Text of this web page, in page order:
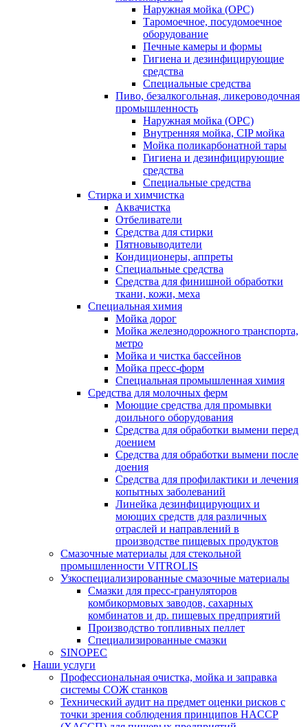
Наружная мойка (ОРС)
Таромоечное, посудомоечное
оборудование
Печные камеры и формы
Гигиена и дезинфицирующие
средства
Специальные средства
Пиво, безалкогольная, ликероводочная
промышленность
Наружная мойка (ОРС)
Внутренняя мойка, CIP мойка
Мойка поликарбонатной тары
Гигиена и дезинфицирующие
средства
Специальные средства
Стирка и химчистка
Аквачистка
Отбеливатели
Средства для стирки
Пятновыводители
Кондиционеры, аппреты
Специальные средства
Средства для финишной обработки
ткани, кожи, меха
Специальная химия
Мойка дорог
Мойка железнодорожного транспорта,
метро
Мойка и чистка бассейнов
Мойка пресс-форм
Специальная промышленная химия
Средства для молочных ферм
Моющие средства для промывки
доильного оборудования
Средства для обработки вымени перед
доением
Средства для обработки вымени после
доения
Средства для профилактики и лечения
копытных заболеваний
Линейка дезинфицирующих и
моющих средств для различных
отраслей и направлений в
производстве пищевых продуктов
Смазочные материалы для стекольной
промышленности VITROLIS
Узкоспециализированные смазочные материалы
Смазки для пресс-грануляторов
комбикормовых заводов, сахарных
комбинатов и др. пищевых предприятий
Производство топливных пеллет
Специализированные смазки
SINOPEC
Наши услуги
Профессиональная очистка, мойка и заправка
системы СОЖ станков
Технический аудит на предмет оценки рисков с
точки зрения соблюдения принципов HACCP